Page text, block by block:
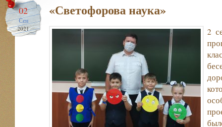
02
Сен
2021
«Светофорова наука»
2